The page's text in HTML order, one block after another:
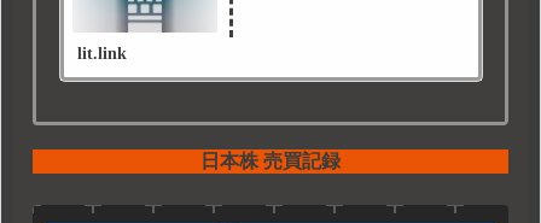
lit.link
日本株 売買記録